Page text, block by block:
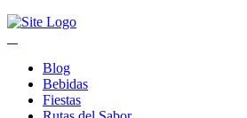
Blog
Bebidas
Fiestas